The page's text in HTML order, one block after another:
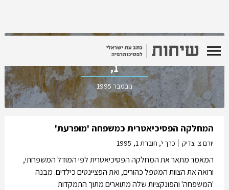
כרך י', חוברת
1,
נובמבר 1995
המחלקה הפסיכיאטרית כמשפחה 'מופרעת'
יורם צ. צדיק כרך י', חוברת 1, 1995
המאמר מתאר את המחלקה הפסיכיאטרית לפי המודל המשפחתי,
ורואה את הצוות המטפל כהורים, ואת הפציינטים כילדים. מבנה
'המשפחה' והפונקציות שלה מתוארים מתוך התמקדות